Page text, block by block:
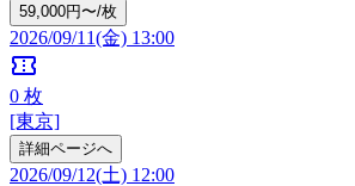
59,000円〜/枚
2026/09/11(金) 13:00
confirmation_number
0 枚
[東京]
詳細ページへ
2026/09/12(土) 12:00